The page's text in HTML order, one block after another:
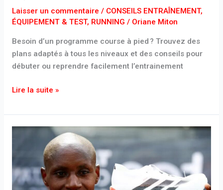
Laisser un commentaire / CONSEILS ENTRAÎNEMENT,
ÉQUIPEMENT & TEST, RUNNING / Oriane Miton
Besoin d’un programme course à pied ? Trouvez des
plans adaptés à tous les niveaux et des conseils pour
débuter ou reprendre facilement l’entrainement
Lire la suite »
adidas
Pro
Evo